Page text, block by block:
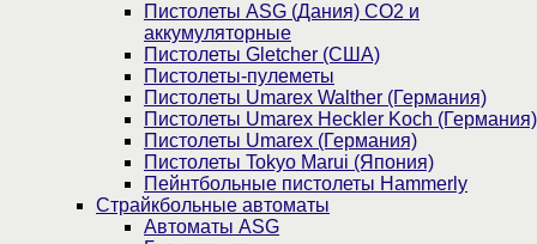
Пистолеты ASG (Дания) CO2 и
аккумуляторные
Пистолеты Gletcher (США)
Пистолеты-пулеметы
Пистолеты Umarex Walther (Германия)
Пистолеты Umarex Heckler Koch (Германия)
Пистолеты Umarex (Германия)
Пистолеты Tokyo Marui (Япония)
Пейнтбольные пистолеты Hammerly
Страйкбольные автоматы
Автоматы ASG